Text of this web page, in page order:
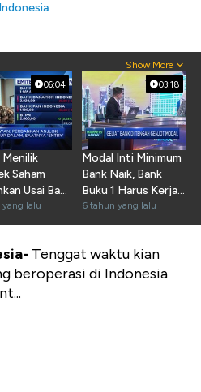
Show More
06:04
Saham
Usai Bagi
Berakhir
lalu
03:18
Modal Inti Minimum
Bank Naik, Bank
Buku 1 Harus Kerja
Keras
6 tahun yang lalu
Tenggat waktu kian
beroperasi di Indonesia